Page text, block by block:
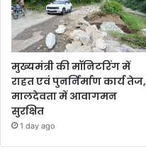
मुख्यमंत्री की मॉनिटरिंग में
राहत एवं पुनर्निर्माण कार्य तेज,
मालदेवता में आवागमन
सुरक्षित
1 day ago